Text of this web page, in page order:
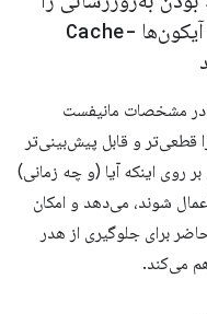
Cache-
در مشخصات مانیفست
قطعی‌تر و قابل پیش‌بینی‌تر
روی اینکه آیا (و چه زمانی)
شوند، می‌دهد و امکان
برای جلوگیری از هدر
می‌کند.